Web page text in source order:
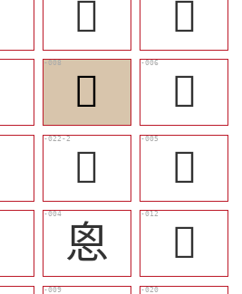
󱽂
󱽈
󱼹
󱼸
𢙍
𢙦
恖
󱼽